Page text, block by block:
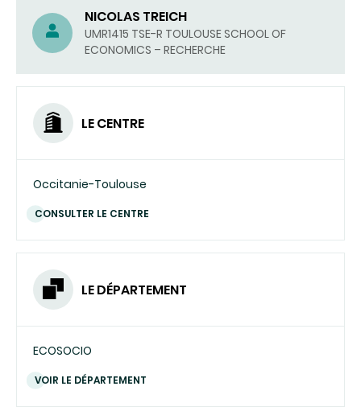
NICOLAS TREICH
UMR1415 TSE-R TOULOUSE SCHOOL OF
ECONOMICS – RECHERCHE
LE CENTRE
Occitanie-Toulouse
CONSULTER LE CENTRE
LE DÉPARTEMENT
ECOSOCIO
VOIR LE DÉPARTEMENT